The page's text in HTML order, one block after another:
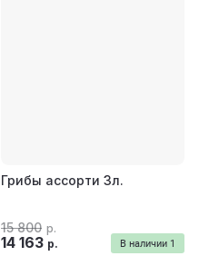
Грибы ассорти 3л.
В наличии 1
15 800 р.
14 163 р.